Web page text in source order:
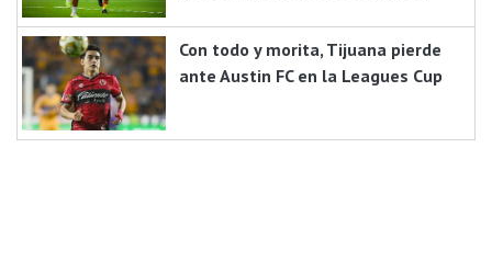
Con todo y morita, Tijuana pierde
ante Austin FC en la Leagues Cup